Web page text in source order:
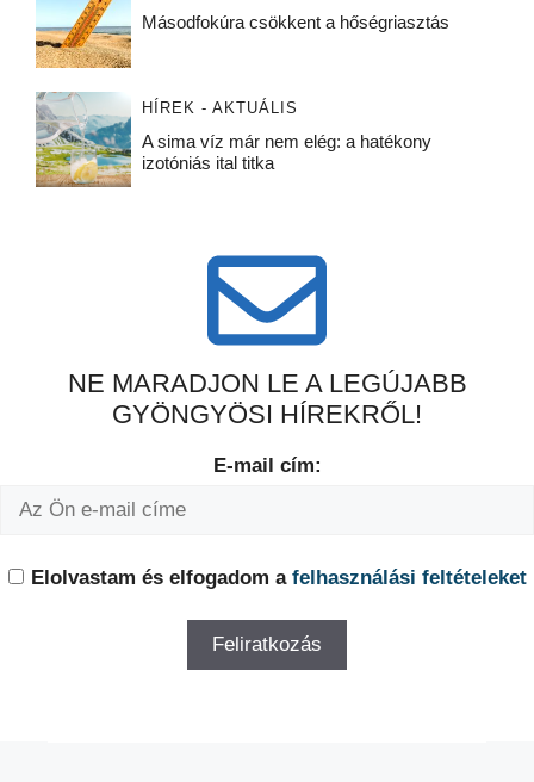
Másodfokúra csökkent a hőségriasztás
HÍREK - AKTUÁLIS
A sima víz már nem elég: a hatékony
izotóniás ital titka
NE MARADJON LE A LEGÚJABB
GYÖNGYÖSI HÍREKRŐL!
E-mail cím:
Elolvastam és elfogadom a felhasználási feltételeket